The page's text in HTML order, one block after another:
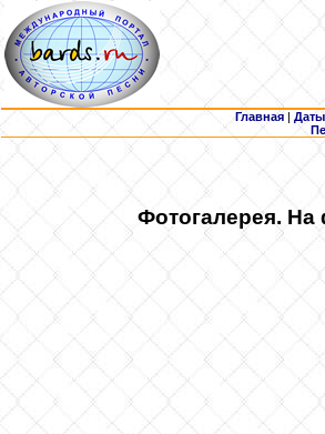
Главная | Даты
Фотогалерея. На